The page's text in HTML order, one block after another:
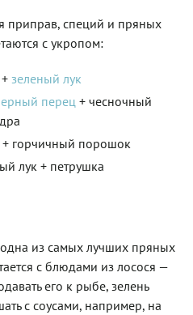
приправ, специй и пряных
с укропом:
зеленый лук
перец + чесночный
+ горчичный порошок
лук + петрушка
из самых лучших пряных
с блюдами из лосося —
его к рыбе, зелень
с соусами, например, на